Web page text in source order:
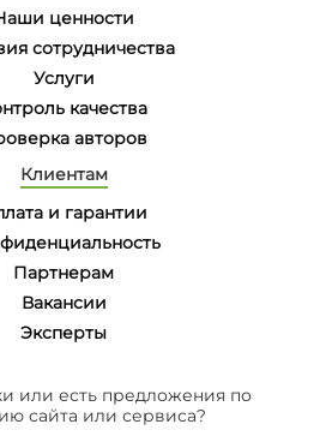
ценности
сотрудничества
Услуги
качества
авторов
Клиентам
и гарантии
Партнерам
Вакансии
Эксперты
или есть предложения по
сайта или сервиса?